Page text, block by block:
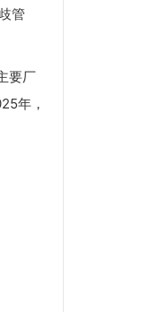
管
要厂
年，